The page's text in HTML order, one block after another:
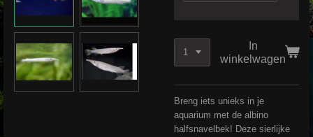
In
winkelwagen
Breng iets unieks in je
aquarium met de albino
halfsnavelbek! Deze sierlijke